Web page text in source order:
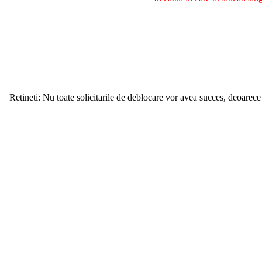
Retineti: Nu toate solicitarile de deblocare vor avea succes,